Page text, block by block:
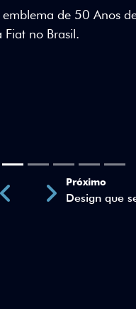
bicolor, adesivos
identidade visual